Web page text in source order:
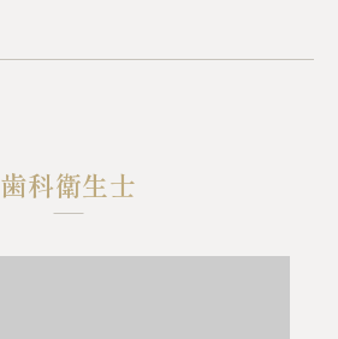
歯科衛生士